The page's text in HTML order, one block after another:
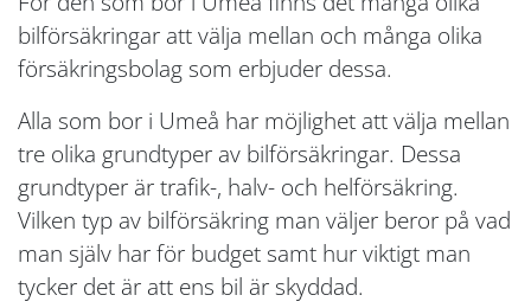
bilförsäkringar att välja mellan och många olika
försäkringsbolag som erbjuder dessa.
Alla som bor i Umeå har möjlighet att välja mellan
tre olika grundtyper av bilförsäkringar. Dessa
grundtyper är trafik-, halv- och helförsäkring.
Vilken typ av bilförsäkring man väljer beror på vad
man själv har för budget samt hur viktigt man
tycker det är att ens bil är skyddad.